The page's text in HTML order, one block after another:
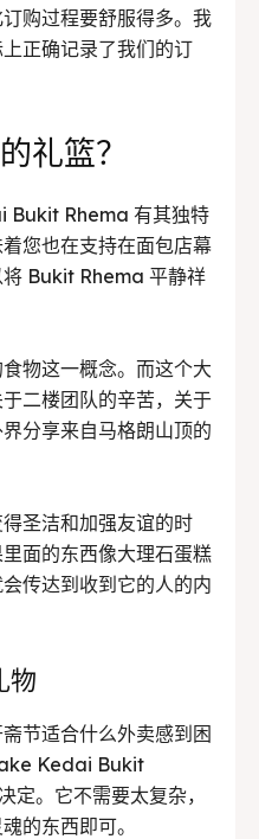
购过程要舒服得多。我
正确记录了我们的订
礼篮？
Bukit Rhema 有其独特
您也在支持在面包店幕
Bukit Rhema 平静祥
物这一概念。而这个大
二楼团队的辛苦，关于
分享来自马格朗山顶的
圣洁和加强友谊的时
面的东西像大理石蛋糕
传达到收到它的人的内
物
节适合什么外卖感到困
Kedai Bukit
定。它不需要太复杂，
的东西即可。